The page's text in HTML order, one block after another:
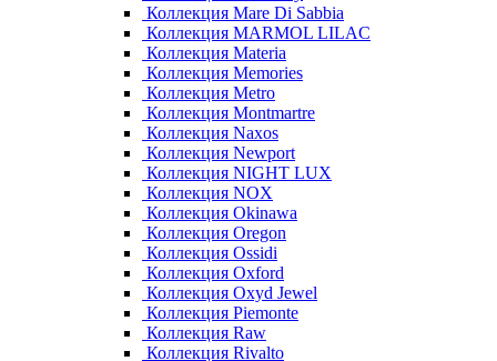
Коллекция Mare Di Sabbia
Коллекция MARMOL LILAC
Коллекция Materia
Коллекция Memories
Коллекция Metro
Коллекция Montmartre
Коллекция Naxos
Коллекция Newport
Коллекция NIGHT LUX
Коллекция NOX
Коллекция Okinawa
Коллекция Oregon
Коллекция Ossidi
Коллекция Oxford
Коллекция Oxyd Jewel
Коллекция Piemonte
Коллекция Raw
Коллекция Rivalto